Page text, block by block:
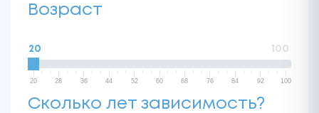
Возраст
100
20
20 28 36 44 52 60 68 76 84 92 100
Сколько лет зависимость?